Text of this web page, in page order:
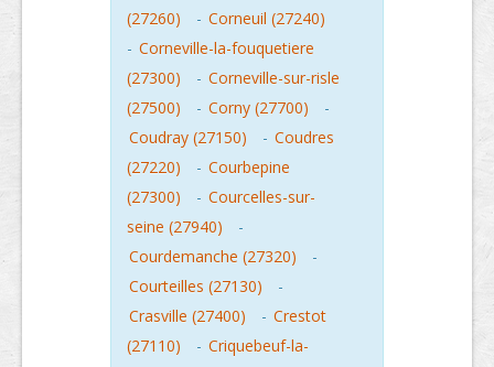
(27260)
- Corneuil (27240)
- Corneville-la-fouquetiere
(27300)
- Corneville-sur-risle
(27500)
- Corny (27700)
-
Coudray (27150)
- Coudres
(27220)
- Courbepine
(27300)
- Courcelles-sur-
seine (27940)
-
Courdemanche (27320)
-
Courteilles (27130)
-
Crasville (27400)
- Crestot
(27110)
- Criquebeuf-la-